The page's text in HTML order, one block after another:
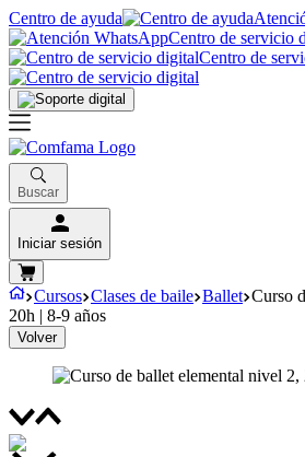
Centro de ayuda
Centro de servicio
Centro de
Buscar
Iniciar sesión
Cursos Clases de baile Ballet Curso
20h | 8-9 años
Volver